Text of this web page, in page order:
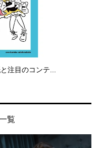
注目のコンテ...
覧